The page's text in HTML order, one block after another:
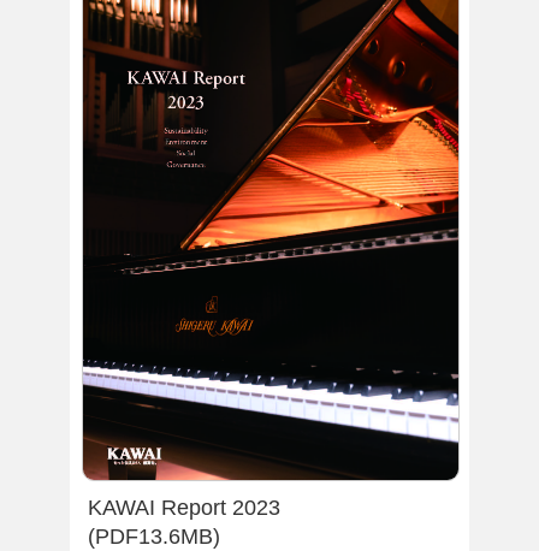
KAWAI Report 2023
(PDF13.6MB)